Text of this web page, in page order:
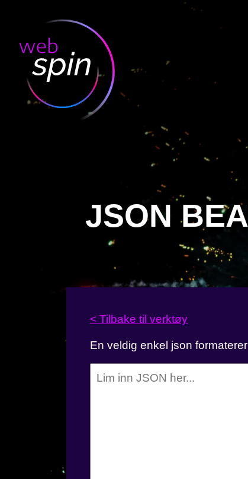
JSON
< Tilbake til verktøy
En veldig enkel json